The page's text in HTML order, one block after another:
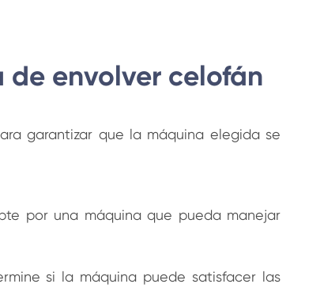
de envolver celofán
garantizar que la máquina elegida se
por una máquina que pueda manejar
si la máquina puede satisfacer las